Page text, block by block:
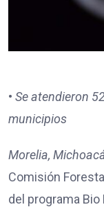
• Se atendieron
municipios
Morelia,
Comisión
del programa Bio